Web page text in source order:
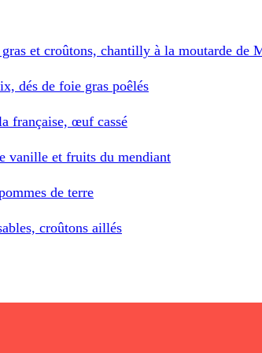
et croûtons, chantilly à la moutarde de
dés de foie gras poêlés
française, œuf cassé
vanille et fruits du mendiant
de terre
croûtons aillés